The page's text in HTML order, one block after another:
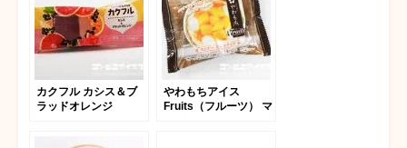
カクフル カシス＆ブ
ラッドオレンジ
やわもちアイス
Fruits（フルーツ） マ